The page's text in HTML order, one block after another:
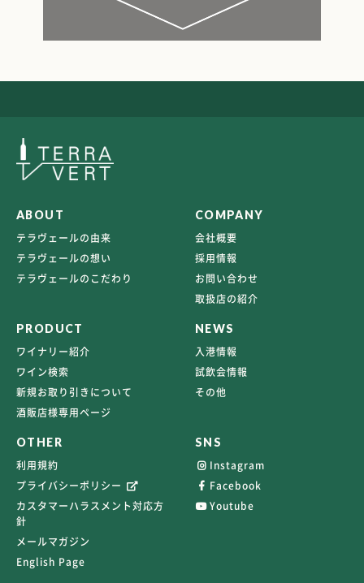
ABOUT
テラヴェールの由来
テラヴェールの想い
テラヴェールのこだわり
COMPANY
会社概要
採用情報
お問い合わせ
取扱店の紹介
PRODUCT
ワイナリー紹介
ワイン検索
新規お取り引きについて
酒販店様専用ページ
NEWS
入港情報
試飲会情報
その他
OTHER
利用規約
プライバシーポリシー
カスタマーハラスメント対応方
針
メールマガジン
English Page
SNS
Instagram
Facebook
Youtube